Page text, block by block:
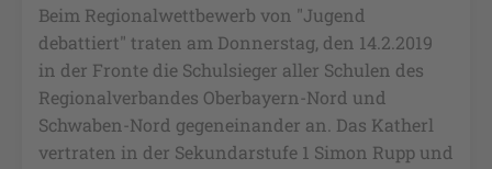
Beim Regionalwettbewerb von "Jugend
debattiert" traten am Donnerstag, den 14.2.2019
in der Fronte die Schulsieger aller Schulen des
Regionalverbandes Oberbayern-Nord und
Schwaben-Nord gegeneinander an. Das Katherl
vertraten in der Sekundarstufe 1 Simon Rupp und